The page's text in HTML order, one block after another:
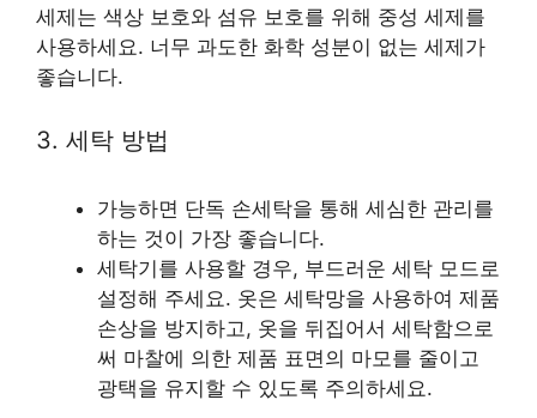
세제는 색상 보호와 섬유 보호를 위해 중성 세제를
사용하세요. 너무 과도한 화학 성분이 없는 세제가
좋습니다.
3. 세탁 방법
가능하면 단독 손세탁을 통해 세심한 관리를
하는 것이 가장 좋습니다.
세탁기를 사용할 경우, 부드러운 세탁 모드로
설정해 주세요. 옷은 세탁망을 사용하여 제품
손상을 방지하고, 옷을 뒤집어서 세탁함으로
써 마찰에 의한 제품 표면의 마모를 줄이고
광택을 유지할 수 있도록 주의하세요.